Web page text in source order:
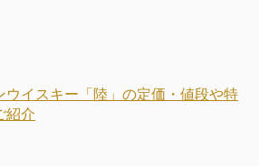
ウイスキー「陸」の定価・値段や特
紹介